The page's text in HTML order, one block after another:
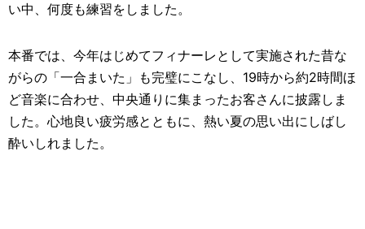
い中、何度も練習をしました。
本番では、今年はじめてフィナーレとして実施された昔な
がらの「一合まいた」も完璧にこなし、19時から約2時間ほ
ど音楽に合わせ、中央通りに集まったお客さんに披露しま
した。心地良い疲労感とともに、熱い夏の思い出にしばし
酔いしれました。